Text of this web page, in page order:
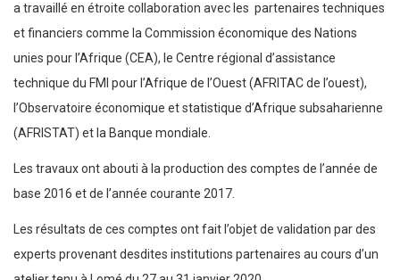
a travaillé en étroite collaboration avec les partenaires techniques
et financiers comme la Commission économique des Nations
unies pour l’Afrique (CEA), le Centre régional d’assistance
technique du FMI pour l’Afrique de l’Ouest (AFRITAC de l’ouest),
l’Observatoire économique et statistique d’Afrique subsaharienne
(AFRISTAT) et la Banque mondiale.
Les travaux ont abouti à la production des comptes de l’année de
base 2016 et de l’année courante 2017.
Les résultats de ces comptes ont fait l’objet de validation par des
experts provenant desdites institutions partenaires au cours d’un